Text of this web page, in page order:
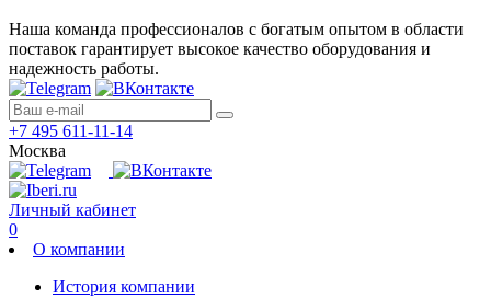
Наша команда профессионалов с богатым опытом в области
поставок гарантирует высокое качество оборудования и
надежность работы.
+7 495 611-11-14
Москва
Личный кабинет
0
О компании
История компании